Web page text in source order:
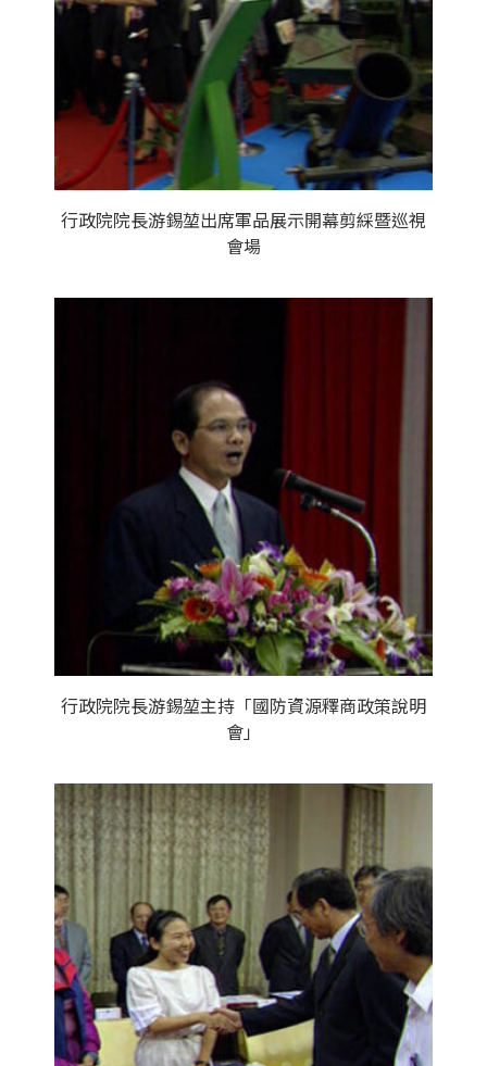
行政院院長游錫堃出席軍品展示開幕剪綵暨巡視
會場
行政院院長游錫堃主持「國防資源釋商政策說明
會」